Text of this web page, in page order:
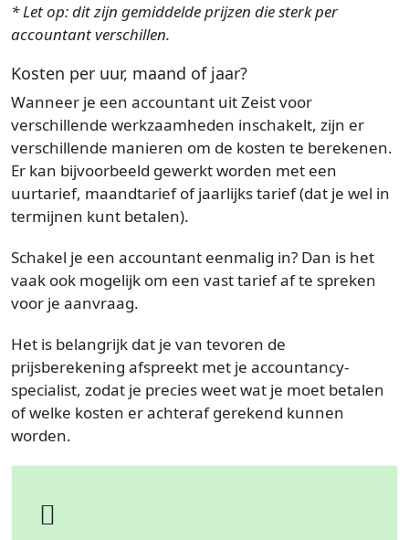
* Let op: dit zijn gemiddelde prijzen die sterk per
accountant verschillen.
Kosten per uur, maand of jaar?
Wanneer je een accountant uit Zeist voor
verschillende werkzaamheden inschakelt, zijn er
verschillende manieren om de kosten te berekenen.
Er kan bijvoorbeeld gewerkt worden met een
uurtarief, maandtarief of jaarlijks tarief (dat je wel in
termijnen kunt betalen).
Schakel je een accountant eenmalig in? Dan is het
vaak ook mogelijk om een vast tarief af te spreken
voor je aanvraag.
Het is belangrijk dat je van tevoren de
prijsberekening afspreekt met je accountancy-
specialist, zodat je precies weet wat je moet betalen
of welke kosten er achteraf gerekend kunnen
worden.